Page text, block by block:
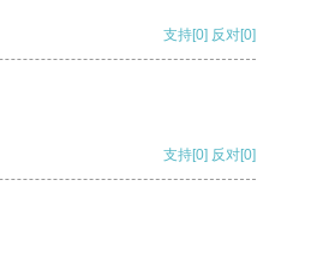
支持[0] 反对[0]
支持[0] 反对[0]